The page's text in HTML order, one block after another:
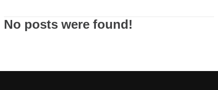
No posts were found!